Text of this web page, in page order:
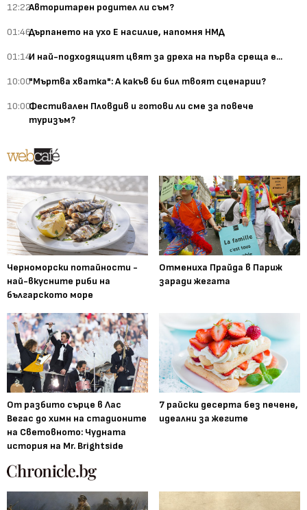
12:22Авторитарен родител ли съм?
01:46Дърпането на ухо Е насилие, напомня НМД
01:14И най-подходящият цвят за дреха на първа среща е...
10:00"Мъртва хватка": А какъв би бил твоят сценарии?
10:00Фестивален Пловдив и готови ли сме за повече
туризъм?
Черноморски потайности -
най-вкусните риби на
българското море
Отмениха Прайда в Париж
заради жегата
От разбито сърце в Лас
Вегас до химн на стадионите
на Световното: Чудната
история на Mr. Brightside
7 райски десерта без печене,
идеални за жегите